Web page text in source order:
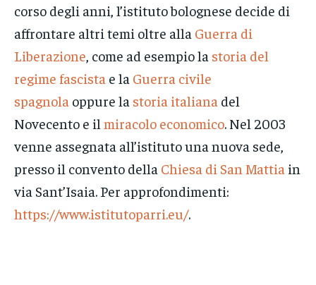
corso degli anni, l’istituto bolognese decide di
affrontare altri temi oltre alla Guerra di
Liberazione , come ad esempio la storia del
regime fascista e la Guerra civile
spagnola oppure la storia italiana del
Novecento e il miracolo economico. Nel 2003
venne assegnata all’istituto una nuova sede,
presso il convento della Chiesa di San Mattia in
via Sant’Isaia. Per approfondimenti:
https://www.istitutoparri.eu/.